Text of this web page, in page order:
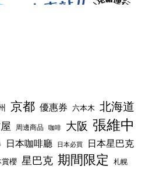
京都 優惠券 六本木 北海道
周邊商品 咖啡 大阪 張維中
日本咖啡廳 日本必買 日本星巴克
賞櫻 星巴克 期間限定 札幌